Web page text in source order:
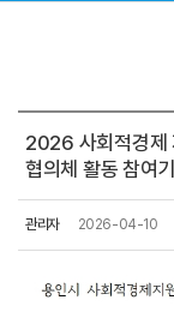
2026 사회적경제
협의체 활동 참여
관리자 2026-04-10